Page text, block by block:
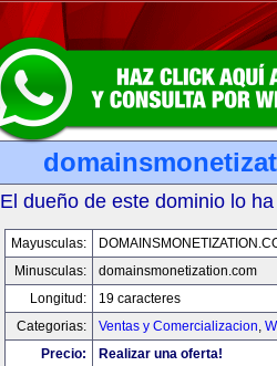
El dueño de este dominio lo
Mayusculas:
Minusculas:
domainsmonetization.com
Longitud:
19 caracteres
Categorias:
Ventas y Comercializacion,
Precio:
Realizar una oferta!